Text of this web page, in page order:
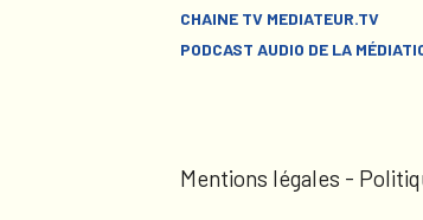
CHAINE TV MEDIATEUR.TV
PODCAST AUDIO DE LA
Mentions légales -